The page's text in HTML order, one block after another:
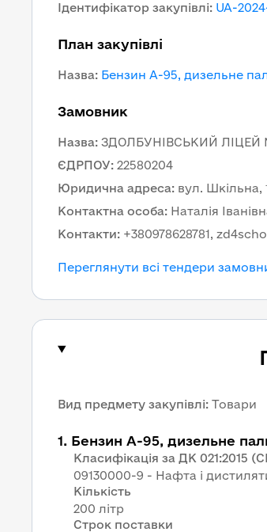
Ідентифікатор закупівлі: UA-
План закупівлі
Назва: Бензин А-95, дизельне
Замовник
Назва: ЗДОЛБУНІВСЬКИЙ ЛІЦЕЙ
ЄДРПОУ: 22580204
Юридична адреса: вул. Шкільна,
Контактна особа: Наталія
Контакти: +380978628781,
Переглянути всі тендери
Вид предмету закупівлі: Товари
1. Бензин А-95, дизельне
Класифікація за ДК 021:2015
09130000-9 - Нафта і
Кількість
200 літр
Строк поставки